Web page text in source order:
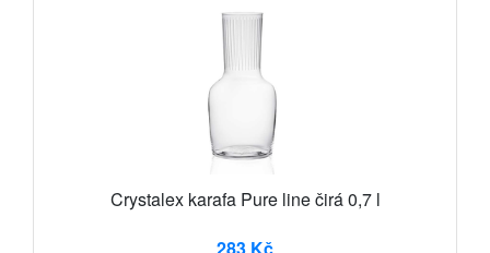
Crystalex karafa Pure line čirá 0,7 l